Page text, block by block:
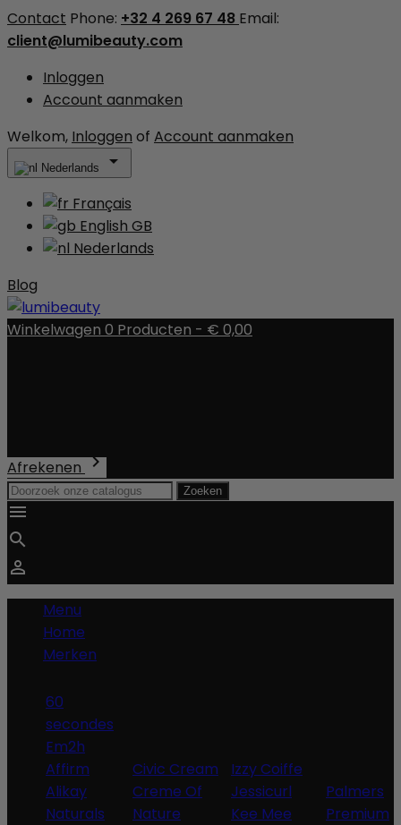
Contact Phone: +32 4 269 67 48 Email:
client@lumibeauty.com
Inloggen
Account aanmaken
Welkom, Inloggen of Account aanmaken
Nederlands 
Français
English GB
Nederlands
Blog
Winkelwagen 0 Producten - € 0,00
Afrekenen 
Zoeken



Menu
Home
Merken
60
secondes
Em2h
Affirm
Alikay
Naturals
Civic Cream
Creme Of
Nature
Izzy Coiffe
Jessicurl
Kee Mee
Palmers
Premium